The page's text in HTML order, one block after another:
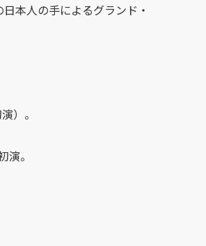
本人の手によるグランド・
）。
。